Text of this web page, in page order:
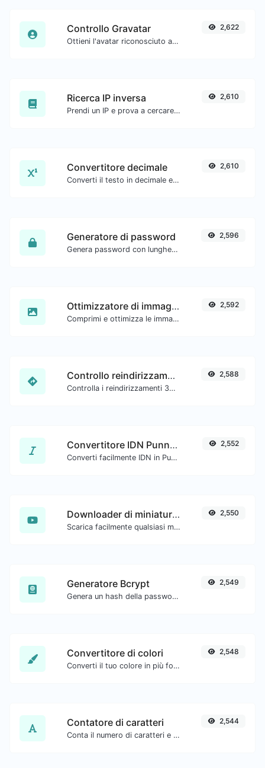
Controllo Gravatar
Ottieni l'avatar riconosciuto a livello globale di gravatar.com per qualsiasi email.
2,622
Ricerca IP inversa
Prendi un IP e prova a cercare il dominio/host associato.
2,610
Convertitore decimale
Converti il testo in decimale e viceversa per qualsiasi input di stringa.
2,610
Generatore di password
Genera password con lunghezza personalizzata e impostazioni personalizzate.
2,596
Ottimizzatore di immagini
Comprimi e ottimizza le immagini per una dimensione più piccola ma mantenendo alta qualità.
2,592
Controllo reindirizzamento URL
Controlla i reindirizzamenti 301 e 302 di un URL specifico. Controllerà fino a 10 reindirizzamenti.
2,588
Convertitore IDN Punnycode
Converti facilmente IDN in Punnycode e viceversa.
2,552
Downloader di miniature di YouTube
Scarica facilmente qualsiasi miniatura di video YouTube in tutte le dimensioni disponibili.
2,550
Generatore Bcrypt
Genera un hash della password bcrypt per qualsiasi input di stringa.
2,549
Convertitore di colori
Converti il tuo colore in più formati.
2,548
Contatore di caratteri
Conta il numero di caratteri e parole di un testo dato.
2,544